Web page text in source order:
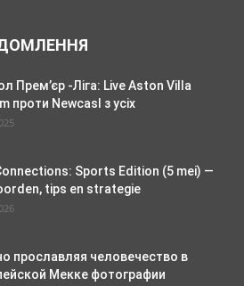
Прем’єр -Ліга: Live Aston Villa
проти Newcasl з усіх
Sports Edition (5 mei) —
tips en strategie
прославляя человечество в
Мекке фотографии